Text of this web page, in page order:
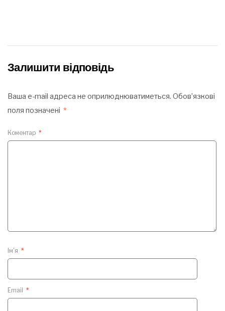
Залишити відповідь
Ваша e-mail адреса не оприлюднюватиметься. Обов’язкові
поля позначені *
Коментар *
Ім'я *
Email *